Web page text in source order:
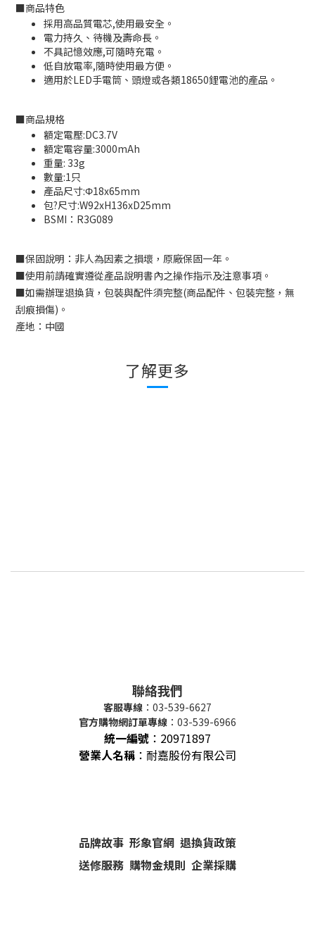
■商品特色
採用高品質電芯,使用最安全。
電力持久、待機及壽命長。
不具記憶效應,可隨時充電。
低自放電率,隨時使用最方便。
適用於LED手電筒、頭燈或各類18650鋰電池的產品。
■商品規格
額定電壓:DC3.7V
額定電容量:3000mAh
重量: 33g
數量:1只
產品尺寸:Φ18x65mm
包?尺寸:W92xH136xD25mm
BSMI： R3G089
■保固說明：非人為因素之損壞，原廠保固一年。
■使用前請確實遵從產品說明書內之操作指示及注意事項。
■如需辦理退換貨，包裝與配件須完整(商品配件、包裝完整，無
刮痕損傷) 。
產地：中國
了解更多
聯絡我們
客服專線 ：03-539-6627
官方購物網訂單專線 ：03-539-6966
統一編號 ： 20971897
營業人名稱 ：耐嘉股份有限公司
品牌故事 形象官網 退換貨政策
送修服務 購物金規則 企業採購